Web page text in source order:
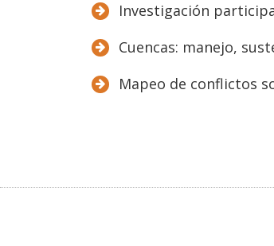
Investigación
Cuencas: manejo,
Mapeo de conflictos